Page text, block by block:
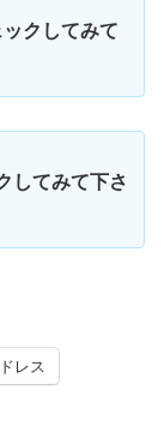
クしてみて
してみて下さ
レス